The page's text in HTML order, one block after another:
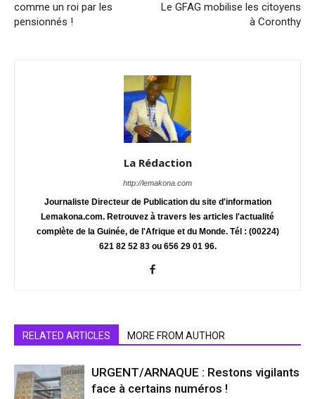
comme un roi par les
pensionnés !
Le GFAG mobilise les citoyens
à Coronthy
La Rédaction
http://lemakona.com
Journaliste Directeur de Publication du site d'information
Lemakona.com. Retrouvez à travers les articles l'actualité
complète de la Guinée, de l'Afrique et du Monde. Tél : (00224)
621 82 52 83 ou 656 29 01 96.
RELATED ARTICLES MORE FROM AUTHOR
URGENT/ARNAQUE : Restons vigilants
face à certains numéros !